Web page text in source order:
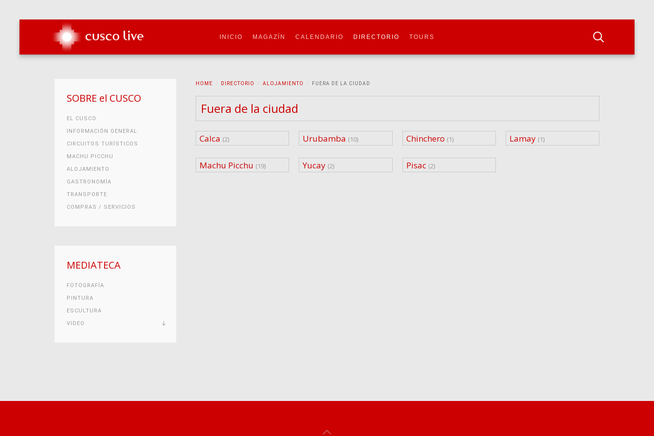
INICIO MAGAZÍN CALENDARIO DIRECTORIO TOURS
HOME DIRECTORIO ALOJAMIENTO FUERA DE LA CIUDAD
Fuera de la ciudad
Calca (2)
Machu Picchu (19)
Urubamba (10)
Yucay (2)
Chinchero (1)
Pisac (2)
Lamay (1)
SOBRE el CUSCO
EL CUSCO
INFORMACIÓN GENERAL
CIRCUITOS TURÍSTICOS
MACHU PICCHU
ALOJAMIENTO
GASTRONOMÍA
TRANSPORTE
COMPRAS / SERVICIOS
MEDIATECA
FOTOGRAFÍA
PINTURA
ESCULTURA
VIDEO